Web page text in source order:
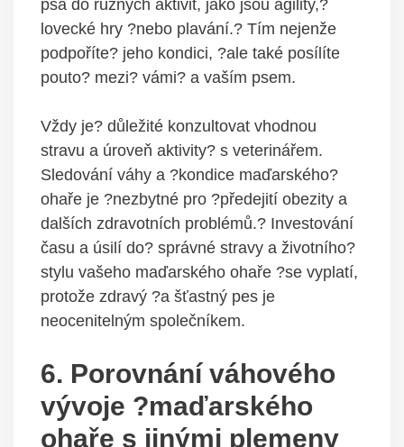
psa do různých aktivit, jako jsou agility,?
lovecké hry ?nebo plavání.? Tím nejenže
podpoříte? jeho kondici, ?ale také posílíte
pouto? mezi? vámi? a vaším psem.
Vždy je? důležité konzultovat vhodnou
stravu a úroveň aktivity? s veterinářem.
Sledování váhy a ?kondice maďarského?
ohaře je ?nezbytné pro ?předejití obezity a
dalších zdravotních problémů.? Investování
času a úsilí do? správné stravy a životního?
stylu vašeho maďarského ohaře ?se vyplatí,
protože zdravý ?a šťastný pes je
neocenitelným společníkem.
6. Porovnání váhového
vývoje ?maďarského
ohaře s jinými plemeny